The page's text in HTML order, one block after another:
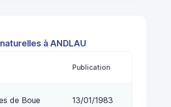
à ANDLAU
Publication
de Boue 13/01/1983